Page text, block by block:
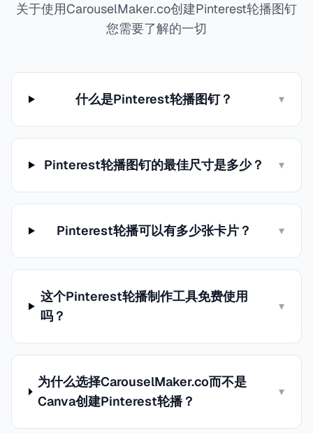
关于使用CarouselMaker.co创建Pinterest轮播图钉
您需要了解的一切
什么是Pinterest轮播图钉？ ▾
Pinterest轮播图钉的最佳尺寸是多少？ ▾
Pinterest轮播可以有多少张卡片？ ▾
这个Pinterest轮播制作工具免费使用
吗？
▾
为什么选择CarouselMaker.co而不是
Canva创建Pinterest轮播？
▾